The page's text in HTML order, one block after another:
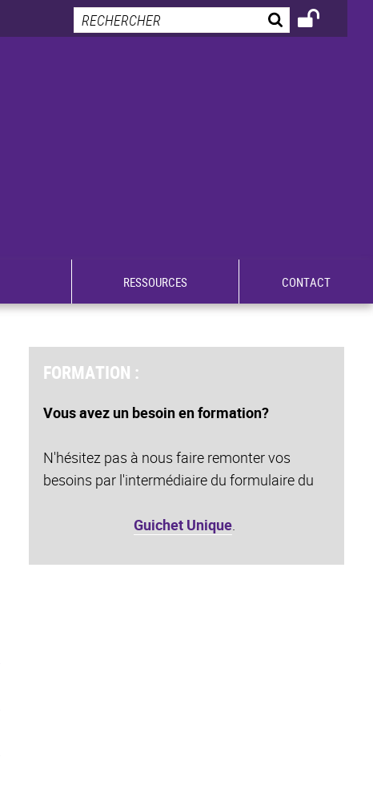
RESSOURCES CONTACT
FORMATION :
Vous avez un besoin en formation?
N'hésitez pas à nous faire remonter vos
besoins par l'intermédiaire du formulaire du
Guichet Unique.